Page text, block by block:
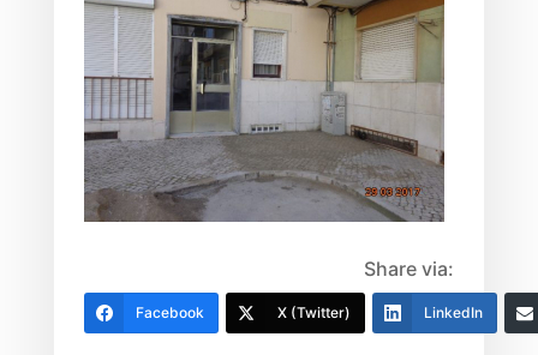
Share via:
Facebook X (Twitter) LinkedIn